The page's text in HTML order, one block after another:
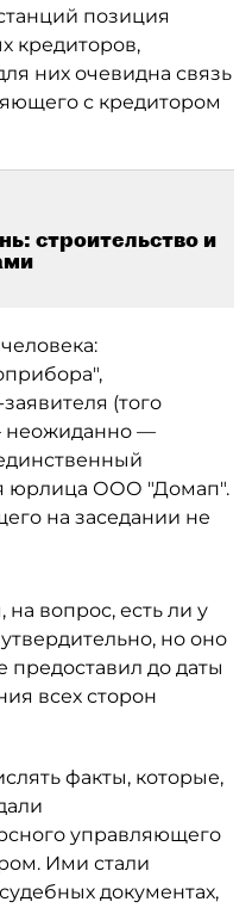
позиция
кредиторов,
них очевидна связь
с кредитором
строительство и
(того
неожиданно —
юрлица ООО "Домап".
на заседании не
вопрос, есть ли у
но оно
предоставил до даты
всех сторон
факты, которые,
управляющего
Ими стали
документах,